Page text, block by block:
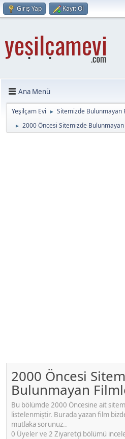
Giriş Yap Kayıt Ol
Ana Menü
Yeşilçam Evi ► Sitemizde Bulunmayan
► 2000 Öncesi Sitemizde
2000 Öncesi
Bulunmayan
Bu bölümde 2000 Öncesine ait
listelenmiştir. Burada yazan film
mutlaka sorunuz..
0 Üyeler ve 2 Ziyaretçi bölümü